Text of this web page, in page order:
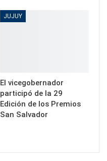
JUJUY
El vicegobernador
participó de la 29
Edición de los Premios
San Salvador